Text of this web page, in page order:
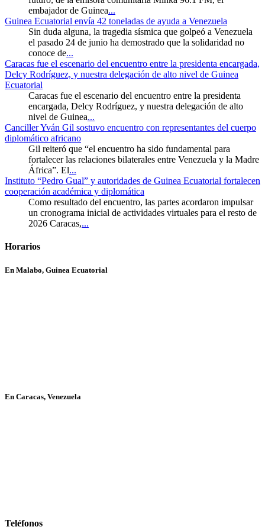
embajador de Guinea...
Guinea Ecuatorial envía 42 toneladas de ayuda a Venezuela
Sin duda alguna, la tragedia sísmica que golpeó a Venezuela
el pasado 24 de junio ha demostrado que la solidaridad no
conoce de...
Caracas fue el escenario del encuentro entre la presidenta encargada,
Delcy Rodríguez, y nuestra delegación de alto nivel de Guinea
Ecuatorial
Caracas fue el escenario del encuentro entre la presidenta
encargada, Delcy Rodríguez, y nuestra delegación de alto
nivel de Guinea...
Canciller Yván Gil sostuvo encuentro con representantes del cuerpo
diplomático africano
Gil reiteró que “el encuentro ha sido fundamental para
fortalecer las relaciones bilaterales entre Venezuela y la Madre
África”. El...
Instituto “Pedro Gual” y autoridades de Guinea Ecuatorial fortalecen
cooperación académica y diplomática
Como resultado del encuentro, las partes acordaron impulsar
un cronograma inicial de actividades virtuales para el resto de
2026 Caracas,...
Horarios
En Malabo, Guinea Ecuatorial
En Caracas, Venezuela
Teléfonos